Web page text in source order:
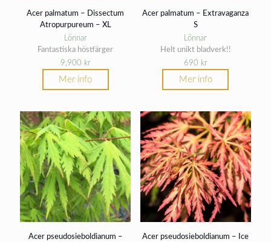
Acer palmatum – Dissectum
Atropurpureum – XL
Lönnar
Fantastiska höstfärger
9,900 kr
Mer info
Acer palmatum – Extravaganza
S
Lönnar
Helt unikt bladverk!!
690 kr
Mer info
Acer pseudosieboldianum –
Acer pseudosieboldianum – Ice